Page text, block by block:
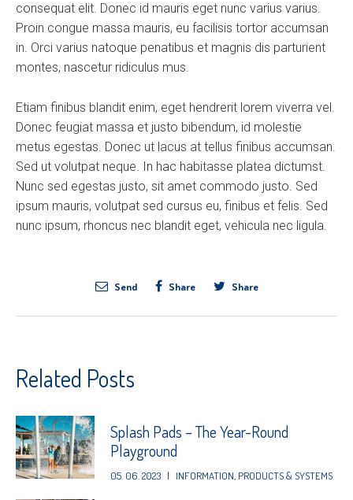
consequat elit. Donec id mauris eget nunc varius varius.
Proin congue massa mauris, eu facilisis tortor accumsan
in. Orci varius natoque penatibus et magnis dis parturient
montes, nascetur ridiculus mus.
Etiam finibus blandit enim, eget hendrerit lorem viverra vel.
Donec feugiat massa et justo bibendum, id molestie
metus egestas. Donec ut lacus at tellus finibus accumsan.
Sed ut volutpat neque. In hac habitasse platea dictumst.
Nunc sed egestas justo, sit amet commodo justo. Sed
ipsum mauris, volutpat sed cursus eu, finibus et felis. Sed
nunc ipsum, rhoncus nec blandit eget, vehicula nec ligula.
Send Share Share
Related Posts
Splash Pads – The Year-Round
Playground
05. 06. 2023 | INFORMATION PRODUCTS & SYSTEMS